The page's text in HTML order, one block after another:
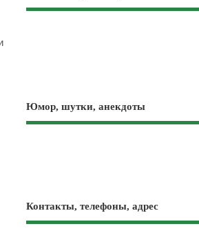
Юмор, шутки, анекдоты
Контакты, телефоны, адрес